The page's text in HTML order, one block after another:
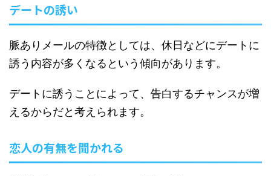
デートの誘い
脈ありメールの特徴としては、休日などにデートに
誘う内容が多くなるという傾向があります。
デートに誘うことによって、告白するチャンスが増
えるからだと考えられます。
恋人の有無を聞かれる